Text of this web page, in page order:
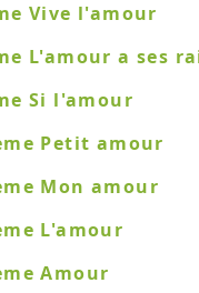
Vive l'amour
L'amour a ses
Si l'amour
Petit amour
Mon amour
L'amour
Amour